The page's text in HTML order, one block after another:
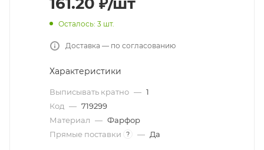
Осталось: 3 шт.
Доставка — по согласованию
Характеристики
Выписывать кратно — 1
Код — 719299
Материал — Фарфор
Прямые поставки
? — Да